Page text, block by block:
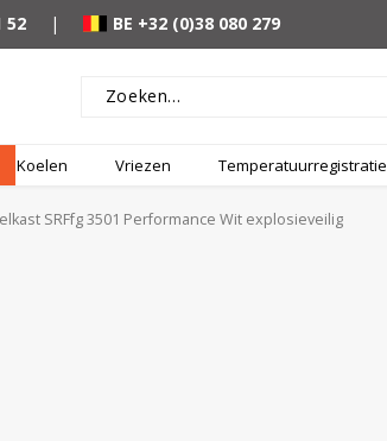
52 | BE +32 (0)38 080 279
Koelen Vriezen Temperatuurregistratie
SRFfg 3501 Performance Wit explosieveilig